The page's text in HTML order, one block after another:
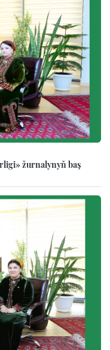
žurnalynyň baş